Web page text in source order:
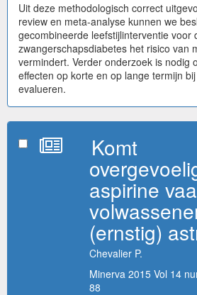
Uit deze methodologisch correct
review en meta-analyse kunnen we
gecombineerde leefstijlinterventie voor
zwangerschapsdiabetes het risico van
vermindert. Verder onderzoek is nodig
effecten op korte en op lange termijn
evalueren.
Komt
aspirine
(ernstig)
Chevalier P.
Minerva 2015 Vol 14
88